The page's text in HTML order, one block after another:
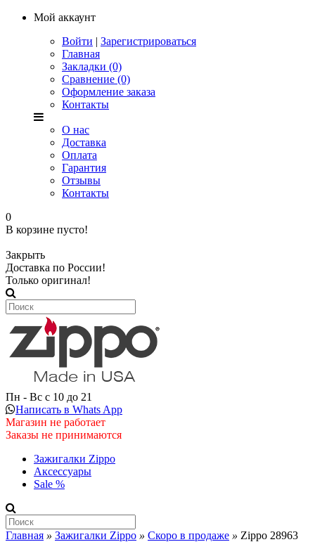
Мой аккаунт
Войти | Зарегистрироваться
Главная
Закладки (0)
Сравнение (0)
Оформление заказа
Контакты
О нас
Доставка
Оплата
Гарантия
Отзывы
Контакты
0
В корзине пусто!
Закрыть
Доставка по России!
Только оригинал!
Пн - Вс с 10 до 21
Написать в Whats App
Магазин не работает
Заказы не принимаются
Зажигалки Zippo
Аксессуары
Sale %
Главная » Зажигалки Zippo » Скоро в продаже » Zippo 28963